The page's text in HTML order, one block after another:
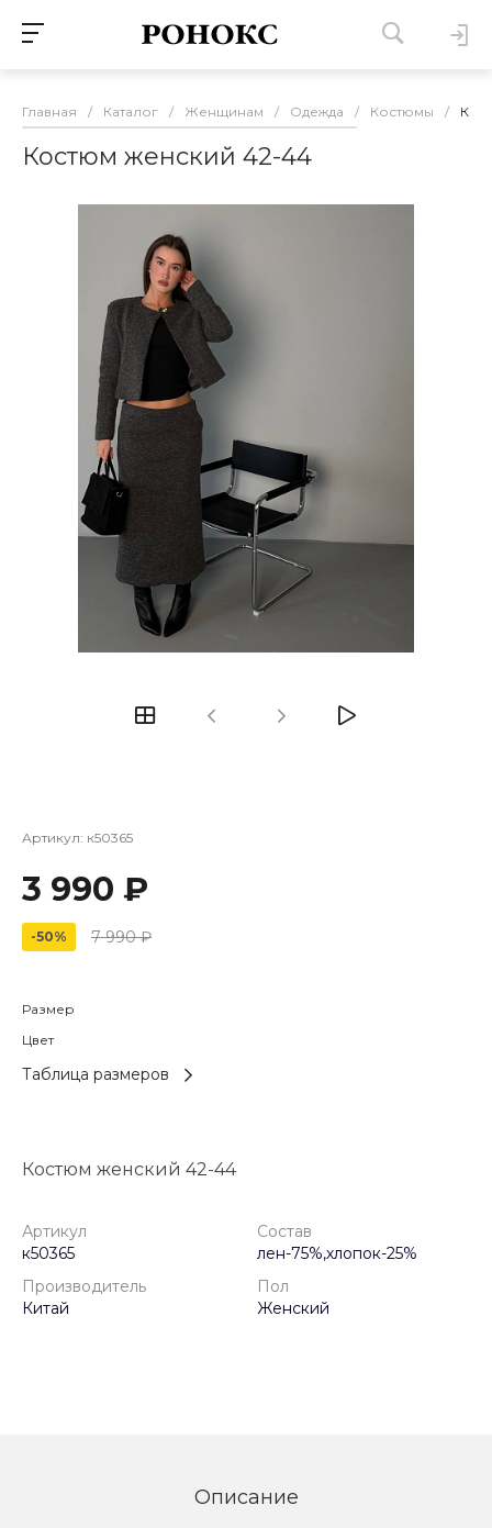
Главная / Каталог / Женщинам / Одежда / Костюмы /
Костюм женский 42-44
Артикул: к50365
3 990 ₽
-50% 7 990 ₽
Размер
Цвет
Таблица размеров
Костюм женский 42-44
Артикул
к50365
Состав
лен-75%,хлопок-25%
Производитель
Китай
Пол
Женский
Описание